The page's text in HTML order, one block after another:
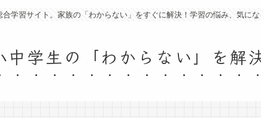
学習サイト。家族の「わからない」をすぐに解決！学習の悩み、気に
中学生の「わからない」を解